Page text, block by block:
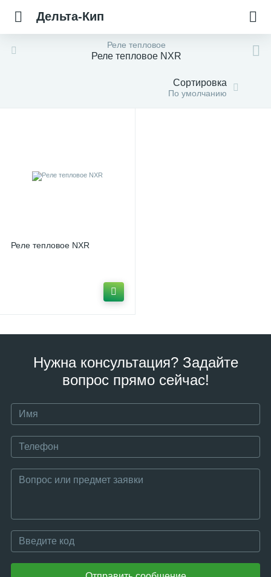
Дельта-Кип
Реле тепловое
Реле тепловое NXR
Сортировка
По умолчанию
Реле тепловое NXR
Нужна консультация? Задайте
вопрос прямо сейчас!